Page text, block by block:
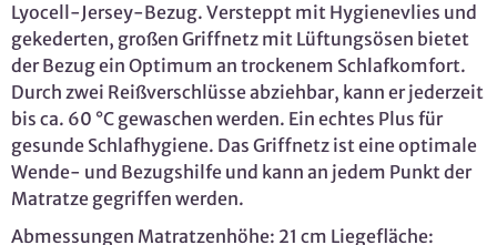
Lyocell-Jersey-Bezug. Versteppt mit Hygienevlies und
gekederten, großen Griffnetz mit Lüftungsösen bietet
der Bezug ein Optimum an trockenem Schlafkomfort.
Durch zwei Reißverschlüsse abziehbar, kann er jederzeit
bis ca. 60 °C gewaschen werden. Ein echtes Plus für
gesunde Schlafhygiene. Das Griffnetz ist eine optimale
Wende- und Bezugshilfe und kann an jedem Punkt der
Matratze gegriffen werden.
Abmessungen Matratzenhöhe: 21 cm Liegefläche: